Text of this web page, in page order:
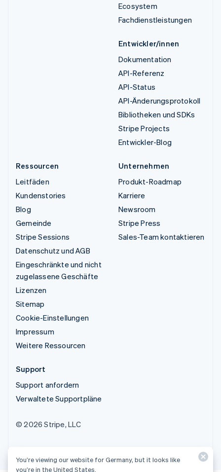
Ecosystem
Fachdienstleistungen
Entwickler/innen
Dokumentation
API-Referenz
API-Status
API-Änderungsprotokoll
Bibliotheken und SDKs
Stripe Projects
Entwickler-Blog
Ressourcen
Leitfäden
Kundenstories
Blog
Gemeinde
Stripe Sessions
Datenschutz und AGB
Eingeschränkte und nicht
zugelassene Geschäfte
Lizenzen
Sitemap
Cookie-Einstellungen
Impressum
Weitere Ressourcen
Unternehmen
Produkt-Roadmap
Karriere
Newsroom
Stripe Press
Sales-Team kontaktieren
Support
Support anfordern
Verwaltete Supportpläne
© 2026 Stripe, LLC
You’re viewing our website for Germany, but it looks like
you’re in the United States.